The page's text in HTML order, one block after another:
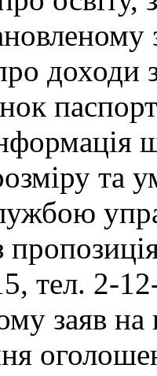
доходи
та
тел. 2-
заяв на